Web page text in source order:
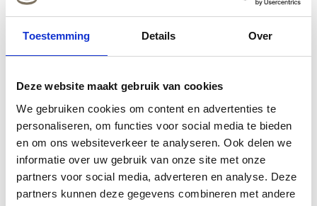
Toestemming Details Over
Deze website maakt gebruik van cookies
We gebruiken cookies om content en advertenties te
personaliseren, om functies voor social media te bieden
en om ons websiteverkeer te analyseren. Ook delen we
informatie over uw gebruik van onze site met onze
partners voor social media, adverteren en analyse. Deze
partners kunnen deze gegevens combineren met andere
Schoonmaken van een eikenhouten vloer
Maak de vloer nat
Doe het in delen en zorg